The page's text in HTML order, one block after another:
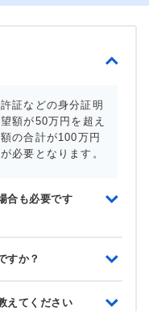
証などの身分証明
額が50万円を超え
の合計が100万円
必要となります。
合も必要です
すか？
えてください